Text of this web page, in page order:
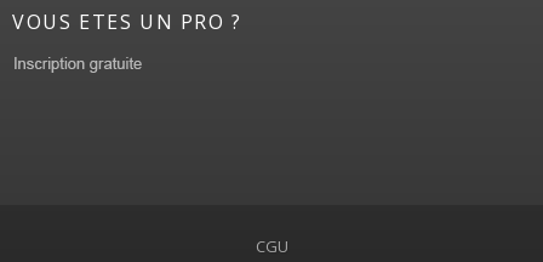
VOUS ETES UN PRO ?
CGU